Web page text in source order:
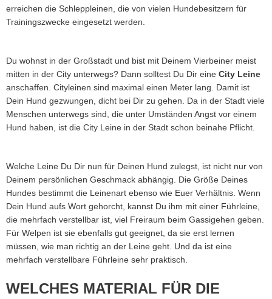
erreichen die Schleppleinen, die von vielen Hundebesitzern für
Trainingszwecke eingesetzt werden.
Du wohnst in der Großstadt und bist mit Deinem Vierbeiner meist
mitten in der City unterwegs? Dann solltest Du Dir eine City Leine
anschaffen. Cityleinen sind maximal einen Meter lang. Damit ist
Dein Hund gezwungen, dicht bei Dir zu gehen. Da in der Stadt viele
Menschen unterwegs sind, die unter Umständen Angst vor einem
Hund haben, ist die City Leine in der Stadt schon beinahe Pflicht.
Welche Leine Du Dir nun für Deinen Hund zulegst, ist nicht nur von
Deinem persönlichen Geschmack abhängig. Die Größe Deines
Hundes bestimmt die Leinenart ebenso wie Euer Verhältnis. Wenn
Dein Hund aufs Wort gehorcht, kannst Du ihm mit einer Führleine,
die mehrfach verstellbar ist, viel Freiraum beim Gassigehen geben.
Für Welpen ist sie ebenfalls gut geeignet, da sie erst lernen
müssen, wie man richtig an der Leine geht. Und da ist eine
mehrfach verstellbare Führleine sehr praktisch.
WELCHES MATERIAL FÜR DIE